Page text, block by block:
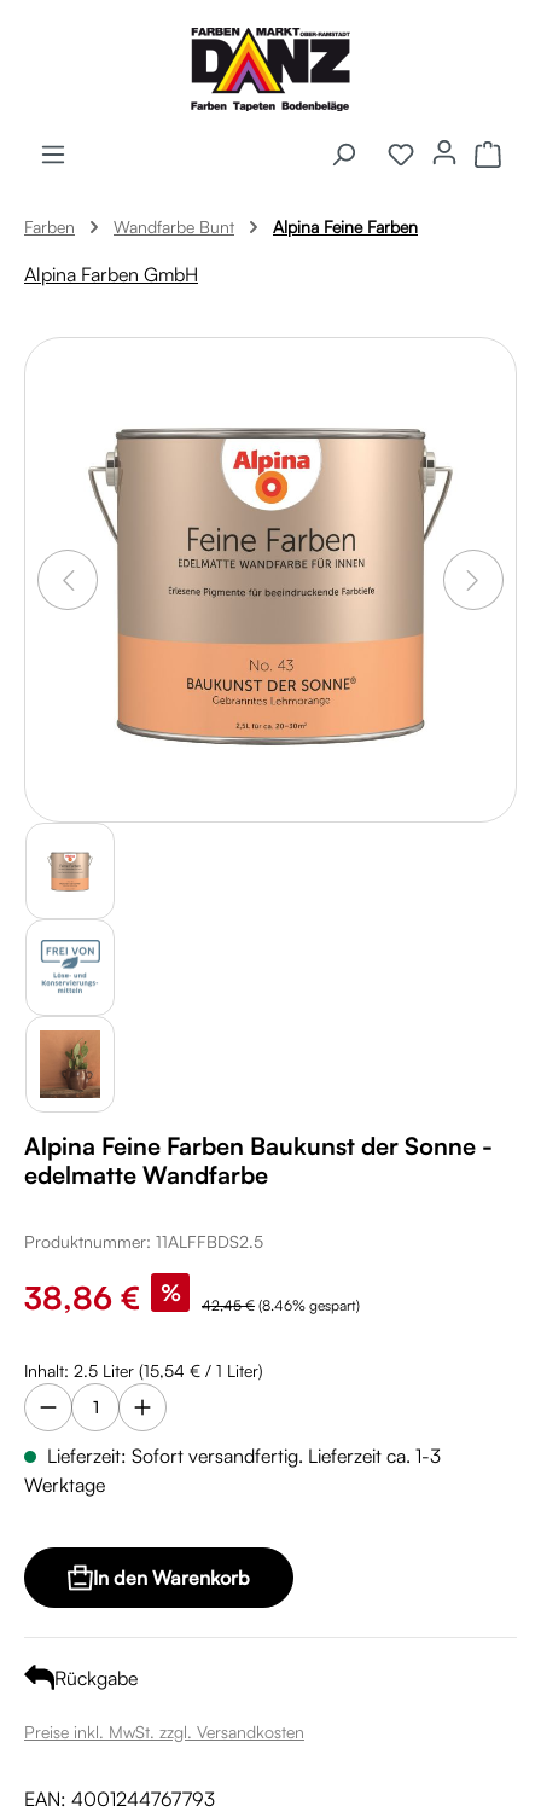
Zum Hauptinhalt springen
Farben Wandfarbe Bunt Alpina Feine Farben
Alpina Farben GmbH
Bildergalerie überspringen
Alpina Feine Farben Baukunst der Sonne -
edelmatte Wandfarbe
Produktnummer: 11ALFFBDS2.5
Verkaufspreis:
38,86 € % Regulärer Preis:
42,45 € (8.46% gespart)
Inhalt: 2.5 Liter (15,54 € / 1 Liter)
Lieferzeit: Sofort versandfertig. Lieferzeit ca. 1-3
Werktage
In den Warenkorb
Rückgabe
Preise inkl. MwSt. zzgl. Versandkosten
EAN: 4001244767793